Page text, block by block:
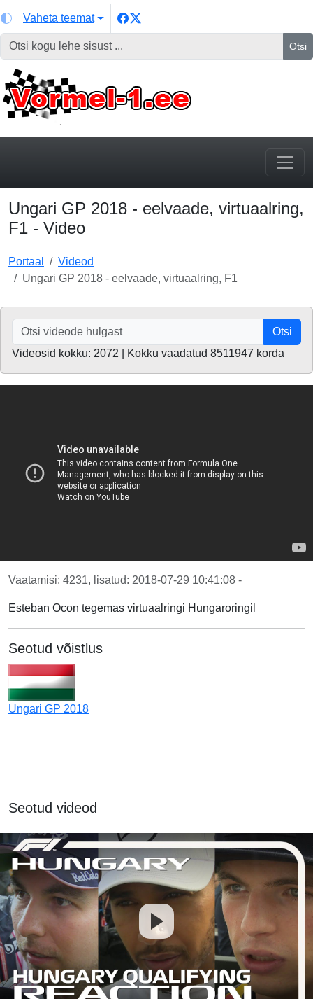
Vaheta teemat
Otsi
Ungari GP 2018 - eelvaade, virtuaalring,
F1 - Video
Portaal
Videod
Ungari GP 2018 - eelvaade, virtuaalring, F1
Otsi
Videosid kokku: 2072 | Kokku vaadatud 8511947 korda
Vaatamisi: 4231, lisatud: 2018-07-29 10:41:08 -
Esteban Ocon tegemas virtuaalringi Hungaroringil
Seotud võistlus
Ungari GP 2018
Seotud videod